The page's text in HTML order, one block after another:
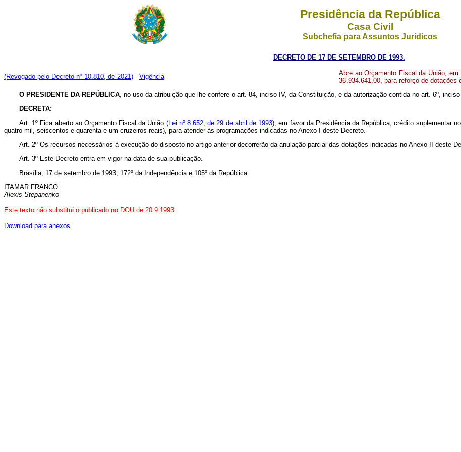
Presidência da República
Casa Civil
Subchefia para Assuntos Jurídicos
DECRETO DE 17 DE SETEMBRO DE 1993.
(Revogado pelo Decreto nº 10.810, de 2021) Vigência
Abre ao Orçamento Fiscal da União,
36.934.641,00, para reforço de dotações
O PRESIDENTE DA REPÚBLICA, no uso da atribuição que lhe confere o art. 84, inciso IV, da Constituição, e da autorização contida no art. 6º,
DECRETA:
Art. 1º Fica aberto ao Orçamento Fiscal da União (Lei nº 8.652, de 29 de abril de 1993), em favor da Presidência da República, crédito suplementar
quatro mil, seiscentos e quarenta e um cruzeiros reais), para atender às programações indicadas no Anexo I deste Decreto.
Art. 2º Os recursos necessários à execução do disposto no artigo anterior decorrerão da anulação parcial das dotações indicadas no Anexo II deste
Art. 3º Este Decreto entra em vigor na data de sua publicação.
Brasília, 17 de setembro de 1993; 172º da Independência e 105º da República.
ITAMAR FRANCO
Alexis Stepanenko
Este texto não substitui o publicado no DOU de 20.9.1993
Download para anexos